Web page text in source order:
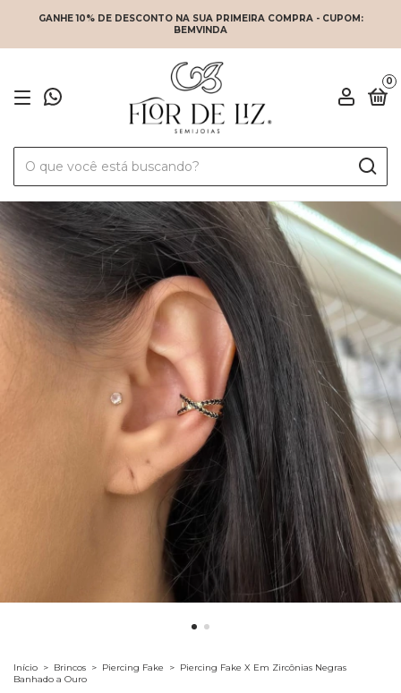
GANHE 10% DE DESCONTO NA SUA PRIMEIRA COMPRA - CUPOM:
BEMVINDA
0
Início > Brincos > Piercing Fake > Piercing Fake X Em Zircônias Negras
Banhado a Ouro